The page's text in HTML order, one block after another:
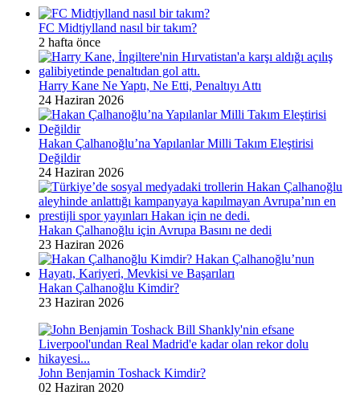
FC Midtjylland nasıl bir takım?
2 hafta önce
Harry Kane Ne Yaptı, Ne Etti, Penaltıyı Attı
24 Haziran 2026
Hakan Çalhanoğlu’na Yapılanlar Milli Takım Eleştirisi
Değildir
24 Haziran 2026
Hakan Çalhanoğlu için Avrupa Basını ne dedi
23 Haziran 2026
Hakan Çalhanoğlu Kimdir?
23 Haziran 2026
John Benjamin Toshack Kimdir?
02 Haziran 2020